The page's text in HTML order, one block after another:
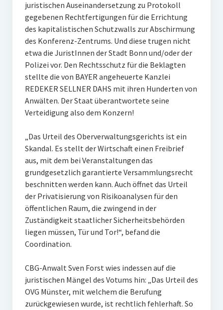
juristischen Auseinandersetzung zu Protokoll
gegebenen Rechtfertigungen für die Errichtung
des kapitalistischen Schutzwalls zur Abschirmung
des Konferenz-Zentrums. Und diese trugen nicht
etwa die JuristInnen der Stadt Bonn und/oder der
Polizei vor. Den Rechtsschutz für die Beklagten
stellte die von BAYER angeheuerte Kanzlei
REDEKER SELLNER DAHS mit ihren Hunderten von
Anwälten. Der Staat überantwortete seine
Verteidigung also dem Konzern!
„Das Urteil des Oberverwaltungsgerichts ist ein
Skandal. Es stellt der Wirtschaft einen Freibrief
aus, mit dem bei Veranstaltungen das
grundgesetzlich garantierte Versammlungsrecht
beschnitten werden kann. Auch öffnet das Urteil
der Privatisierung von Risikoanalysen für den
öffentlichen Raum, die zwingend in der
Zuständigkeit staatlicher Sicherheitsbehörden
liegen müssen, Tür und Tor!“, befand die
Coordination.
CBG-Anwalt Sven Forst wies indessen auf die
juristischen Mängel des Votums hin: „Das Urteil des
OVG Münster, mit welchem die Berufung
zurückgewiesen wurde, ist rechtlich fehlerhaft. So